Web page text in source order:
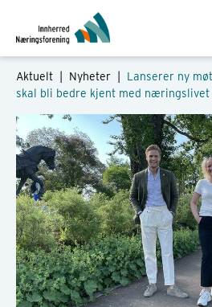
Aktuelt | Nyheter
Lanserer ny
skal bli bedre kjent med næringslivet